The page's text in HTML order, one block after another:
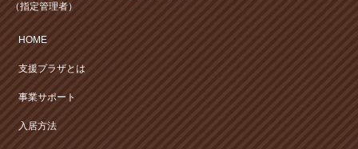
（指定管理者）
HOME
支援プラザとは
事業サポート
入居方法